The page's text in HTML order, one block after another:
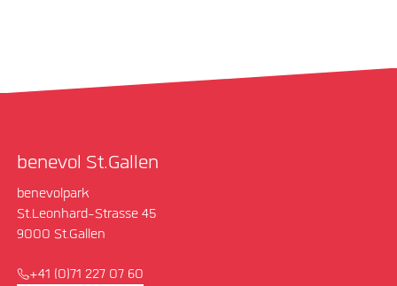
benevol St.Gallen
benevolpark
St.Leonhard-Strasse 45
9000 St.Gallen
+41 (0)71 227 07 60